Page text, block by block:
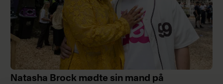
Natasha Brock mødte sin mand på